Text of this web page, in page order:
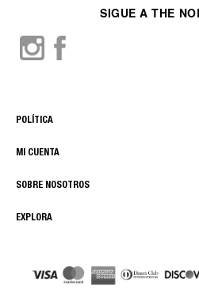
EXPLORA
SOBRE NOSOTROS
MI CUENTA
POLÍTICA
SIGUE A THE